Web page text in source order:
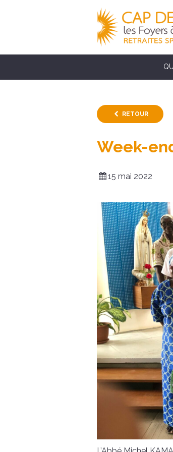
RETOUR
Week-
15 mai 2022